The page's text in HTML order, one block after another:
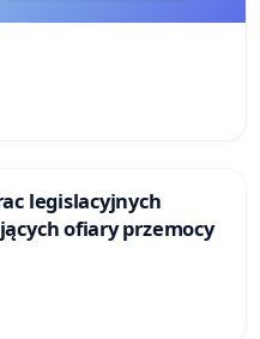
legislacyjnych
narażających ofiary przemocy